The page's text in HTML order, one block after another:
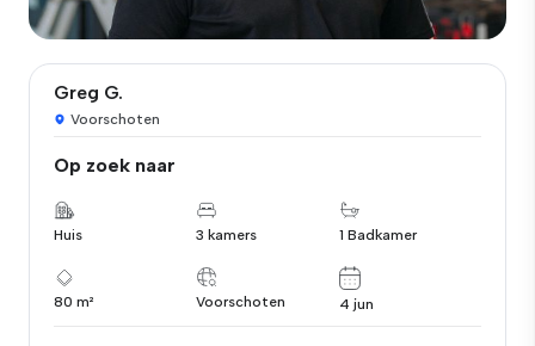
Greg G.
Voorschoten
Op zoek naar
Huis 3 kamers 1 Badkamer
80 m² Voorschoten 4 jun